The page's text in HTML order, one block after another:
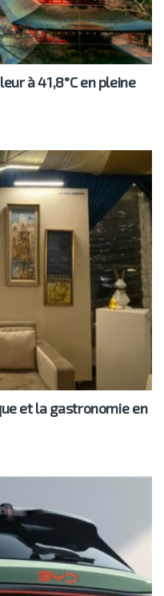
à 41,8°C en pleine
et la gastronomie en